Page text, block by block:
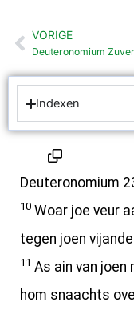
Vorige
VORIGE
Indexen
Deuteronomium
10 Woar joe veur
tegen joen
11 As ain van joen
hom snaachts